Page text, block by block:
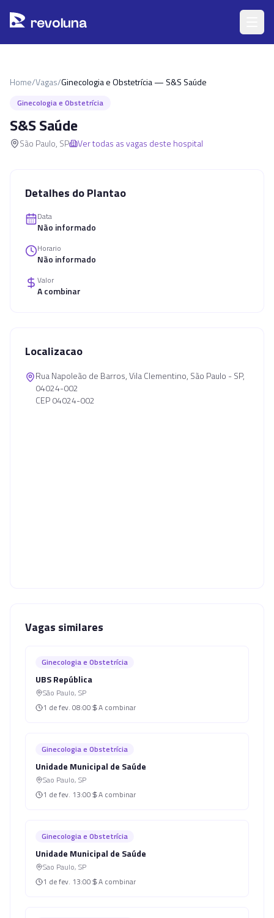
revoluna
Home/Vagas/Ginecologia e Obstetrícia — S&S Saúde
Ginecologia e Obstetrícia
S&S Saúde
São Paulo, SP Ver todas as vagas deste hospital
Detalhes do Plantao
Data
Não informado
Horario
Não informado
Valor
A combinar
Localizacao
Rua Napoleão de Barros, Vila Clementino, São Paulo - SP,
04024-002
CEP 04024-002
Vagas similares
Ginecologia e Obstetrícia
UBS República
São Paulo, SP
1 de fev. 08:00 A combinar
Ginecologia e Obstetrícia
Unidade Municipal de Saúde
Sao Paulo, SP
1 de fev. 13:00 A combinar
Ginecologia e Obstetrícia
Unidade Municipal de Saúde
Sao Paulo, SP
1 de fev. 13:00 A combinar